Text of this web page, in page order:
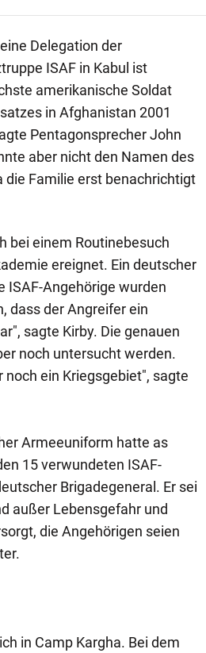
Delegation der
ISAF in Kabul ist
amerikanische Soldat
in Afghanistan 2001
Pentagonsprecher John
aber nicht den Namen des
die Familie erst benachrichtigt
bei einem Routinebesuch
ereignet. Ein deutscher
ISAF-Angehörige wurden
dass der Angreifer ein
sagte Kirby. Die genauen
noch untersucht werden.
ein Kriegsgebiet", sagte
Armeeuniform hatte as
15 verwundeten ISAF-
Brigadegeneral. Er sei
außer Lebensgefahr und
die Angehörigen seien
in Camp Kargha. Bei dem